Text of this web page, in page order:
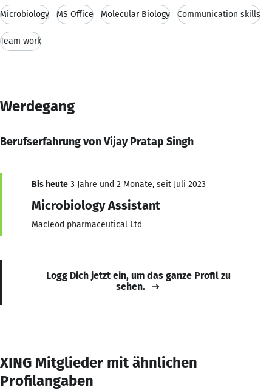
Microbiology MS Office Molecular Biology Communication skills
Team work
Werdegang
Berufserfahrung von Vijay Pratap Singh
Bis heute 3 Jahre und 2 Monate, seit Juli 2023
Microbiology Assistant
Macleod pharmaceutical Ltd
Logg Dich jetzt ein, um das ganze Profil zu
sehen.
XING Mitglieder mit ähnlichen
Profilangaben